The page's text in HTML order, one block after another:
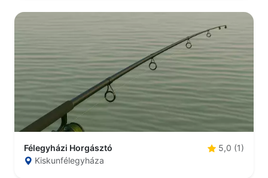
Félegyházi Horgásztó
5,0 (1)
Kiskunfélegyháza